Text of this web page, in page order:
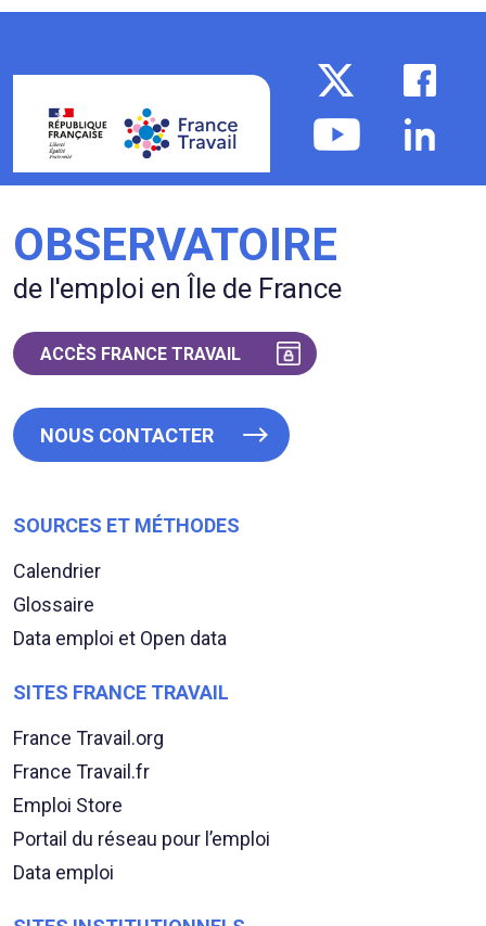
OBSERVATOIRE
de l'emploi en Île de France
ACCÈS FRANCE TRAVAIL
NOUS CONTACTER
SOURCES ET MÉTHODES
Calendrier
Glossaire
Data emploi et Open data
SITES FRANCE TRAVAIL
France Travail.org
France Travail.fr
Emploi Store
Portail du réseau pour l’emploi
Data emploi